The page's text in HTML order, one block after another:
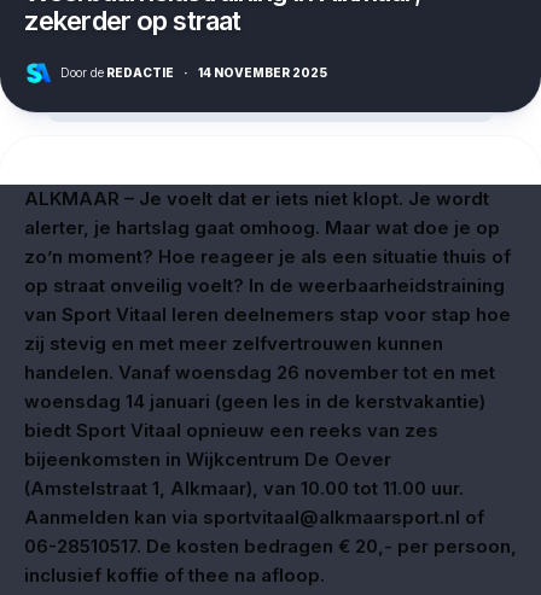
zekerder op straat
Door de REDACTIE · 14 NOVEMBER 2025
ALKMAAR – Je voelt dat er iets niet klopt. Je wordt
alerter, je hartslag gaat omhoog. Maar wat doe je op
zo’n moment? Hoe reageer je als een situatie thuis of
op straat onveilig voelt? In de weerbaarheidstraining
van Sport Vitaal leren deelnemers stap voor stap hoe
zij stevig en met meer zelfvertrouwen kunnen
handelen. Vanaf woensdag 26 november tot en met
woensdag 14 januari (geen les in de kerstvakantie)
biedt Sport Vitaal opnieuw een reeks van zes
bijeenkomsten in Wijkcentrum De Oever
(Amstelstraat 1, Alkmaar), van 10.00 tot 11.00 uur.
Aanmelden kan via sportvitaal@alkmaarsport.nl of
06-28510517. De kosten bedragen € 20,- per persoon,
inclusief koffie of thee na afloop.